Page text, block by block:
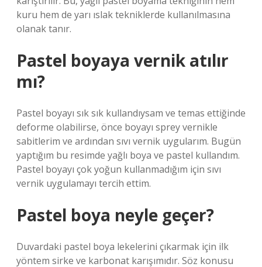
kuru hem de yarı ıslak tekniklerde kullanılmasına
olanak tanır.
Pastel boyaya vernik atılır
mı?
Pastel boyayı sık sık kullandıysam ve temas ettiğinde
deforme olabilirse, önce boyayı sprey vernikle
sabitlerim ve ardından sıvı vernik uygularım. Bugün
yaptığım bu resimde yağlı boya ve pastel kullandım.
Pastel boyayı çok yoğun kullanmadığım için sıvı
vernik uygulamayı tercih ettim.
Pastel boya neyle geçer?
Duvardaki pastel boya lekelerini çıkarmak için ilk
yöntem sirke ve karbonat karışımıdır. Söz konusu